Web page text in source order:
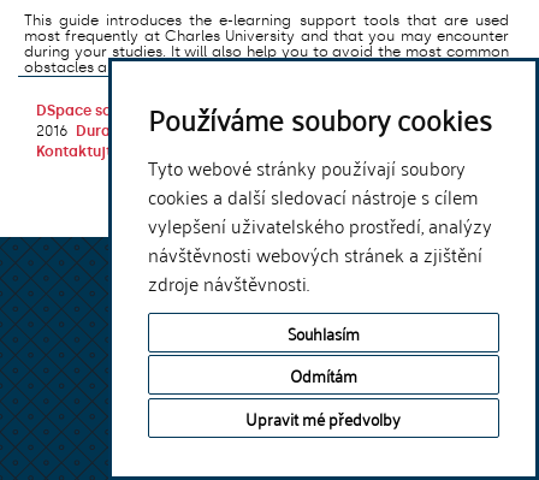
Používáme soubory cookies
Tyto webové stránky používají soubory
cookies a další sledovací nástroje s cílem
vylepšení uživatelského prostředí, analýzy
návštěvnosti webových stránek a zjištění
zdroje návštěvnosti.
Souhlasím
Odmítám
Upravit mé předvolby
This guide introduces the e-learning support tools that are used
most frequently at Charles University and that you may encounter
during your studies. It will also help you to avoid the most common
obstacles associated ...
DSpace softwarecopyright © 2002-
2016
DuraSpace
Kontaktujte nás